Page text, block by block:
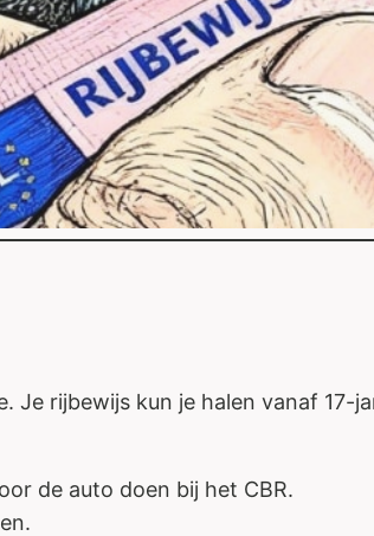
Je rijbewijs kun je halen vanaf
de auto doen bij het CBR.